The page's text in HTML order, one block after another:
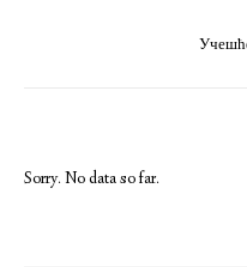
Sorry. No data so far.